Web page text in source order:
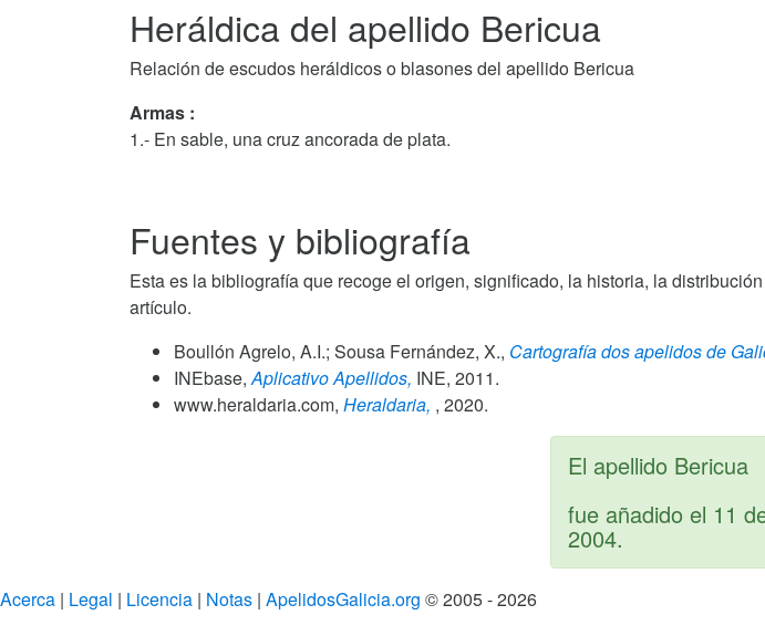
Heráldica del apellido Bericua
Relación de escudos heráldicos o blasones del apellido Bericua
Armas :
1.- En sable, una cruz ancorada de plata.
Fuentes y bibliografía
Esta es la bibliografía que recoge el origen, significado, la historia, la
artículo.
Boullón Agrelo, A.I.; Sousa Fernández, X., Cartografía dos apelidos de
INEbase,Aplicativo Apellidos, INE, 2011.
www.heraldaria.com, Heraldaria, , 2020.
El apellido Bericua
fue añadido el 11
2004.
Acerca | Legal | Licencia | Notas | ApelidosGalicia.org © 2005 - 2026